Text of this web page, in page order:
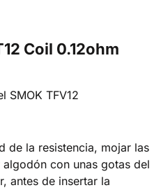
Coil 0.12ohm
SMOK TFV12
de la resistencia, mojar las
con unas gotas del
antes de insertar la